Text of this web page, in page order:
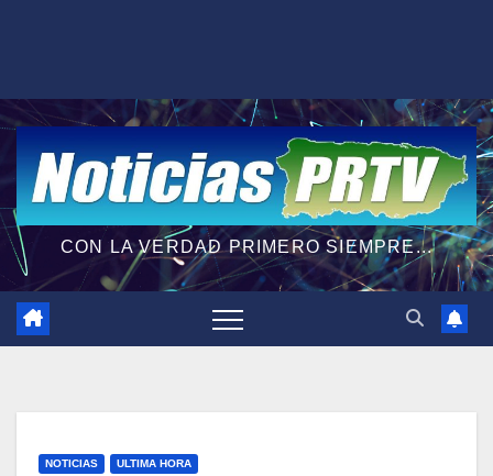
CON LA VERDAD PRIMERO SIEMPRE...
NOTICIAS ULTIMA HORA